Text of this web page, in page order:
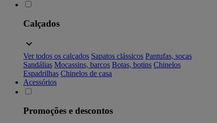
Calçados
Ver todos os calçados Sapatos clássicos Pantufas, socas
Sandálias Mocassins, barcos Botas, botins Chinelos
Espadrilhas Chinelos de casa
Acessórios
Promoções e descontos